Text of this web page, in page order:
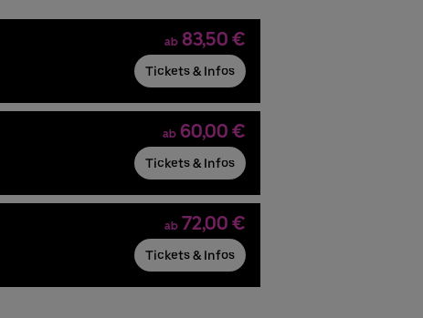
ab 83,50 €
Tickets & Infos
ab 60,00 €
Tickets & Infos
ab 72,00 €
Tickets & Infos